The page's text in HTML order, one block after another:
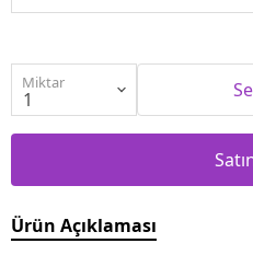
Miktar
Ürün Açıklaması